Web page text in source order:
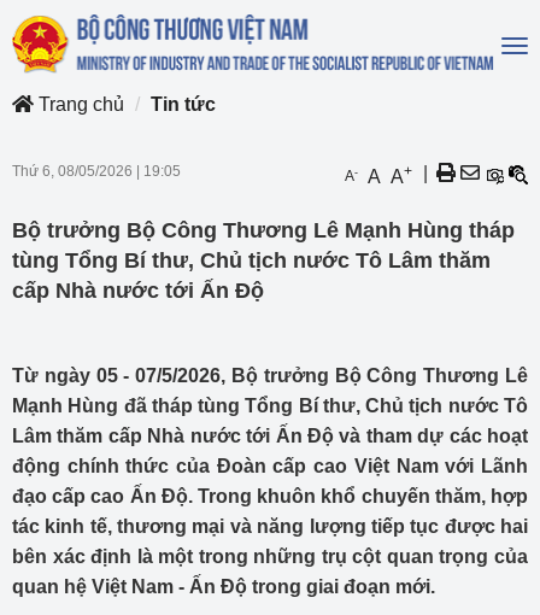
Trang chủ
Tin tức
Thứ 6, 08/05/2026 19:05 A- A A+
Bộ trưởng Bộ Công Thương Lê Mạnh Hùng tháp
tùng Tổng Bí thư, Chủ tịch nước Tô Lâm thăm
cấp Nhà nước tới Ấn Độ
Từ ngày 05 - 07/5/2026, Bộ trưởng Bộ Công Thương Lê
Mạnh Hùng đã tháp tùng Tổng Bí thư, Chủ tịch nước Tô
Lâm thăm cấp Nhà nước tới Ấn Độ và tham dự các hoạt
động chính thức của Đoàn cấp cao Việt Nam với Lãnh
đạo cấp cao Ấn Độ. Trong khuôn khổ chuyến thăm, hợp
tác kinh tế, thương mại và năng lượng tiếp tục được hai
bên xác định là một trong những trụ cột quan trọng của
quan hệ Việt Nam - Ấn Độ trong giai đoạn mới.